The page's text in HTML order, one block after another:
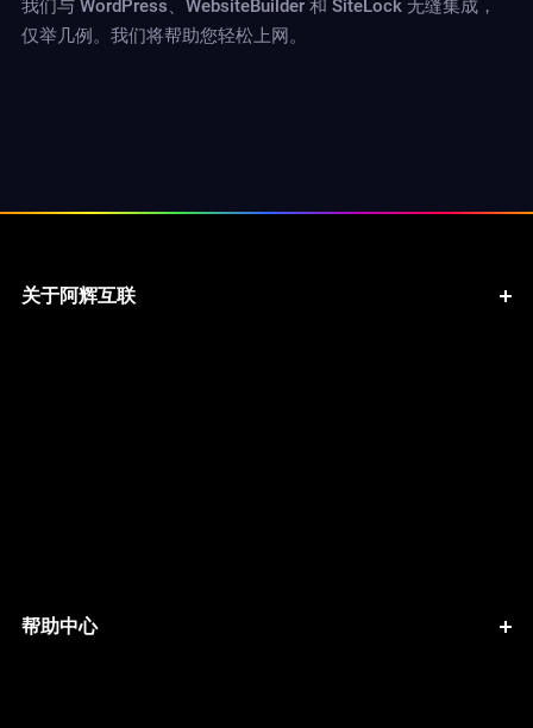
我们与 WordPress、WebsiteBuilder 和 SiteLock 无缝集成，
仅举几例。我们将帮助您轻松上网。
关于阿辉互联
帮助中心